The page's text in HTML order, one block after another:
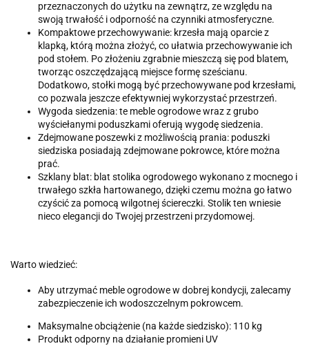
przeznaczonych do użytku na zewnątrz, ze względu na
swoją trwałość i odporność na czynniki atmosferyczne.
Kompaktowe przechowywanie: krzesła mają oparcie z
klapką, którą można złożyć, co ułatwia przechowywanie ich
pod stołem. Po złożeniu zgrabnie mieszczą się pod blatem,
tworząc oszczędzającą miejsce formę sześcianu.
Dodatkowo, stołki mogą być przechowywane pod krzesłami,
co pozwala jeszcze efektywniej wykorzystać przestrzeń.
Wygoda siedzenia: te meble ogrodowe wraz z grubo
wyściełanymi poduszkami oferują wygodę siedzenia.
Zdejmowane poszewki z możliwością prania: poduszki
siedziska posiadają zdejmowane pokrowce, które można
prać.
Szklany blat: blat stolika ogrodowego wykonano z mocnego i
trwałego szkła hartowanego, dzięki czemu można go łatwo
czyścić za pomocą wilgotnej ściereczki. Stolik ten wniesie
nieco elegancji do Twojej przestrzeni przydomowej.
Warto wiedzieć:
Aby utrzymać meble ogrodowe w dobrej kondycji, zalecamy
zabezpieczenie ich wodoszczelnym pokrowcem.
Maksymalne obciążenie (na każde siedzisko): 110 kg
Produkt odporny na działanie promieni UV